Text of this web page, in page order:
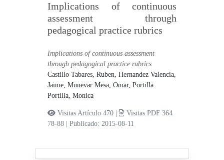
Implications of continuous
assessment through
pedagogical practice rubrics
Implications of continuous assessment
through pedagogical practice rubrics
Castillo Tabares, Ruben,Hernandez Valencia,
Jaime,Munevar Mesa, Omar,Portilla
Portilla, Monica
Visitas Artículo 470 |
Visitas PDF 364
78-88
|Publicado: 2015-08-11